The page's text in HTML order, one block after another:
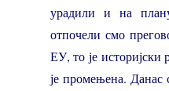
урадили и на
отпочели смо
ЕУ, то је историјски
је промењена. Данас